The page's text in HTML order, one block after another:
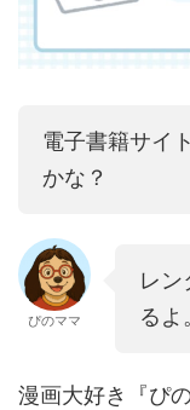
電子書籍サイ
かな？
ぴのママ
レン
るよ
漫画大好き『ぴ